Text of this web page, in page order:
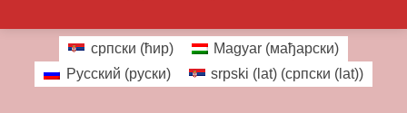
српски (ћир) Magyar(мађарски)
Русский (руски) srpski (lat)(српски (lat))